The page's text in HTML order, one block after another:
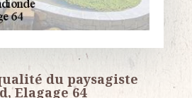
du paysagiste
Elagage 64